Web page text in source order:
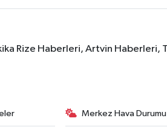
Rize Haberleri, Artvin
Merkez Hava Durumu